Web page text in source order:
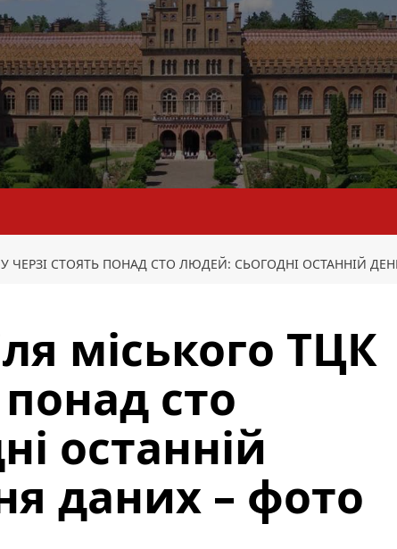
У ЧЕРЗІ СТОЯТЬ ПОНАД СТО ЛЮДЕЙ: СЬОГОДНІ ОСТАННІЙ
міського ТЦК
сто
останній
даних – фото